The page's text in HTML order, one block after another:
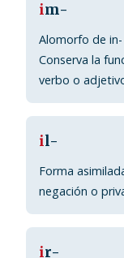
im-
Alomorfo de
Conserva la
verbo o
il-
Forma
negación o
ir-